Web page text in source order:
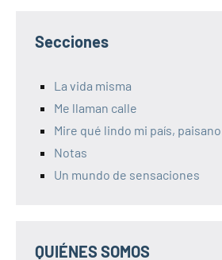
Secciones
La vida misma
Me llaman calle
Mire qué lindo mi país, paisano
Notas
Un mundo de sensaciones
QUIÉNES SOMOS